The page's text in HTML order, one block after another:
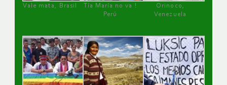
Vale mata, Brasil
Tía María no va !
Perú
Orinoco,
Venezuela